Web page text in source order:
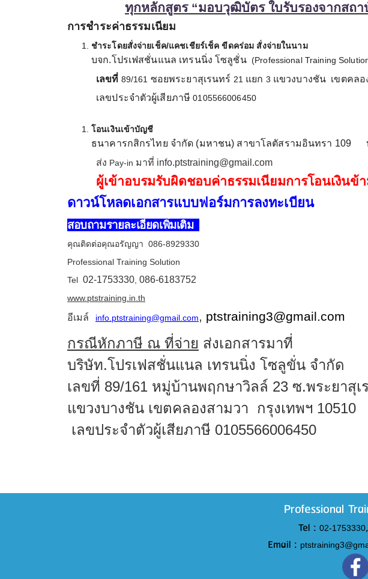
ทุกหลักสูตร “มอบวุฒิบัตร ใบรับรองจากสถ
การชำระค่าธรรมเนียม
ชำระโดยสั่งจ่ายเช็ค/แคชเชียร์เช็ค ขีดคร่อม สั่งจ่ายในนาม
บจก.โปรเฟสชั่นแนล เทรนนิ่ง โซลูชั่น (Professional Training
เลขที่ 89/161 ซอยพระยาสุเรนทร์ 21 แยก 3 แขวงบางชัน เขตคลอ
เลขประจำตัวผู้เสียภาษี0105566006450
โอนเงินเข้าบัญชี
ธนาคารกสิกรไทย จำกัด (มหาชน) สาขาโลตัสรามอินทรา 109
ส่ง Pay-in มาที่ info.ptstraining@gmail.com
ผู้เข้าอบรมรับผิดชอบค่าธรรมเนียมการโอนเงินข้
ดาวน์โหลดเอกสารแบบฟอร์มการลงทะเบียน
สอบถามรายละเอียดเพิ่มเติม
คุณติดต่อคุณอรัญญา 086-8929330
Professional Training Solution
Tel 02-1753330 086-6183752
www.ptstraining.in.th
อีเมล์ info.ptstraining@gmail.com, ptstraining3@gmail.com
กรณีหักภาษี ณ ที่จ่าย ส่งเอกสารมาที่
บริษัท.โปรเฟสชั่นแนล เทรนนิ่ง โซลูขั่น จำกัด
เลขที่ 89/161 หมู่บ้านพฤกษาวิลล์ 23 ซ.พระยาสุเ
แขวงบางชัน เขตคลองสามวา กรุงเทพฯ 10510
เลขประจำตัวผู้เสียภาษี 0105566006450
Professional
Tel : 02-1753330
Email :